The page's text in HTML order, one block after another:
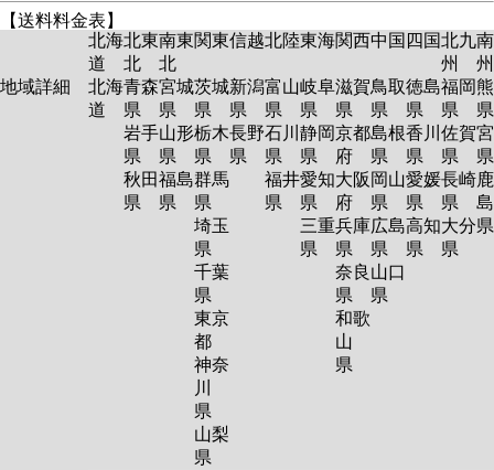
【送料料金表】
北海
道
北東
北
南東
北
関東信越北陸東海関西中国 四国北九
州
州
地域詳細
北海
道
青森
県
岩手
県
秋田
県
宮城
県
山形
県
福島
県
茨城
県
栃木
県
群馬
県
埼玉
県
千葉
県
東京
都
神奈
川
県
山梨
県
新潟
県
長野
県
富山
県
石川
県
福井
県
岐阜
県
静岡
県
愛知
県
三重
県
滋賀
県
京都
府
大阪
府
兵庫
県
奈良
県
和歌
山
県
鳥取
県
島根
県
岡山
県
広島
県
山口
県
徳島
県
香川
県
愛媛
県
高知
県
福岡
県
佐賀
県
長崎
県
大分
県
島